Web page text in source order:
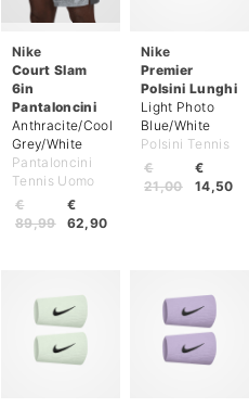
Nike
Court Slam
6in
Pantaloncini
Anthracite/Cool
Grey/White
Pantaloncini
Tennis Uomo
€
62,90
€
89,99
Nike
Premier
Polsini Lunghi
Light Photo
Blue/White
Polsini Tennis
€
14,50
€
21,00